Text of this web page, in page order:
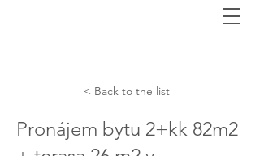
< Back to the list
Pronájem bytu 2+kk 82m2